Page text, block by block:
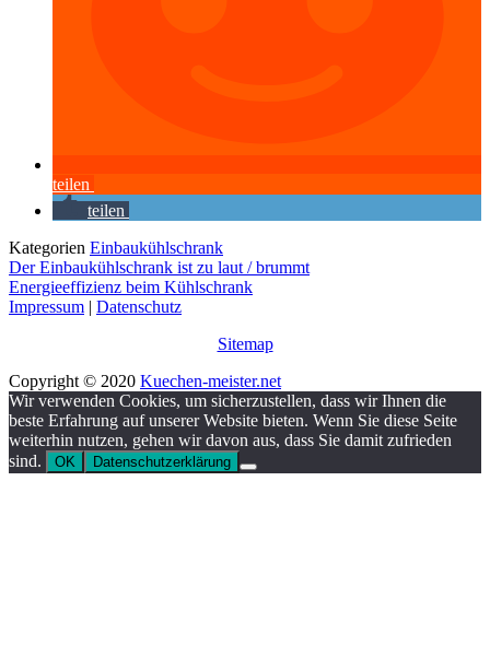
teilen
teilen
Kategorien Einbaukühlschrank
Der Einbaukühlschrank ist zu laut / brummt
Energieeffizienz beim Kühlschrank
Impressum | Datenschutz
Sitemap
Copyright © 2020 Kuechen-meister.net
Wir verwenden Cookies, um sicherzustellen, dass wir Ihnen die
beste Erfahrung auf unserer Website bieten. Wenn Sie diese Seite
weiterhin nutzen, gehen wir davon aus, dass Sie damit zufrieden
sind.
OK Datenschutzerklärung